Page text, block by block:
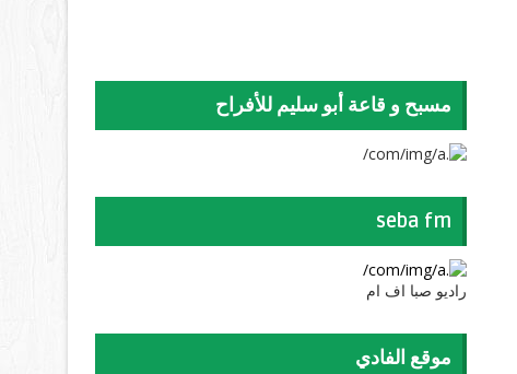
مسبح و قاعة أبو سليم للأفراح
seba fm
راديو صبا اف ام
موقع الفادي